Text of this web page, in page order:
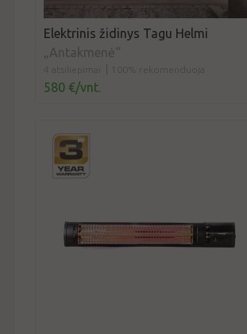
Elektrinis židinys Tagu Helmi
„Antakmenė“
580 €/vnt.